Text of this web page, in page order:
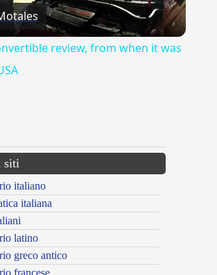
Video
review, from when it was
siti
italiano
italiana
latino
greco antico